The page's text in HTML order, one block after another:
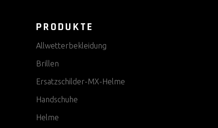
PRODUKTE
Allwetterbekleidung
Brillen
Ersatzschilder-MX-Helme
Handschuhe
Helme